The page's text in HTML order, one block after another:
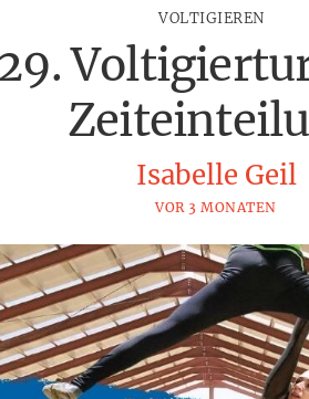
VOLTIGIEREN
29.
Isabelle Geil
VOR 3 MONATEN